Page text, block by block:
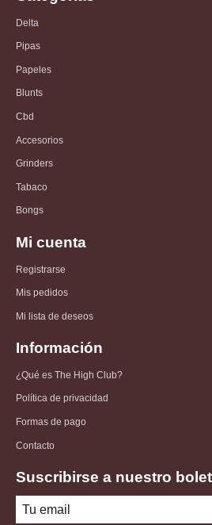
Delta
Pipas
Papeles
Blunts
Cbd
Accesorios
Grinders
Tabaco
Bongs
Mi cuenta
Registrarse
Mis pedidos
Mi lista de deseos
Información
¿Qué es The High Club?
Política de privacidad
Formas de pago
Contacto
Suscribirse a nuestro